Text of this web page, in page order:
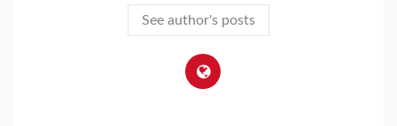
See author's posts